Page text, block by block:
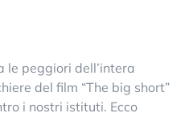
le peggiori dell’intera
del film “The big short”
i nostri istituti. Ecco